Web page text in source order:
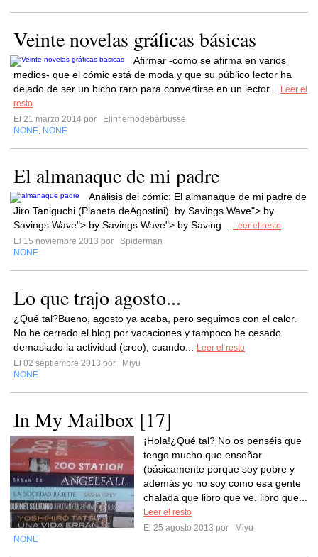
Veinte novelas gráficas básicas
Afirmar -como se afirma en varios
medios- que el cómic está de moda y que su público lector ha
dejado de ser un bicho raro para convertirse en un lector...
Leer el
resto
El 21 marzo 2014 por
Elinfiernodebarbusse
NONE NONE
El almanaque de mi padre
Análisis del cómic: El almanaque de mi padre de
Jiro Taniguchi (Planeta deAgostini). by Savings Wave"> by
Savings Wave"> by Savings Wave"> by Saving...
Leer el resto
El 15 noviembre 2013 por
Spiderman
NONE
Lo que trajo agosto...
¿Qué tal?Bueno, agosto ya acaba, pero seguimos con el calor.
No he cerrado el blog por vacaciones y tampoco he cesado
demasiado la actividad (creo), cuando...
Leer el resto
El 02 septiembre 2013 por
Miyu
NONE
In My Mailbox [17]
¡Hola!¿Qué tal? No os penséis que
tengo mucho que enseñar
(básicamente porque soy pobre y
además yo no soy como esa gente
chalada que libro que ve, libro que...
Leer el resto
El 25 agosto 2013 por
Miyu
NONE